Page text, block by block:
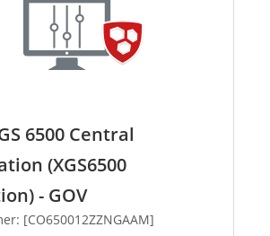
6500 Central
(XGS6500
- GOV
[CO650012ZZNGAAM]